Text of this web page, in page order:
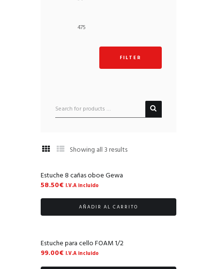
Showing all 3 results
Estuche 8 cañas oboe Gewa
58.50€ I.V.A incluido
AÑADIR AL CARRITO
Estuche para cello FOAM 1/2
99.00€ I.V.A incluido
FILTER